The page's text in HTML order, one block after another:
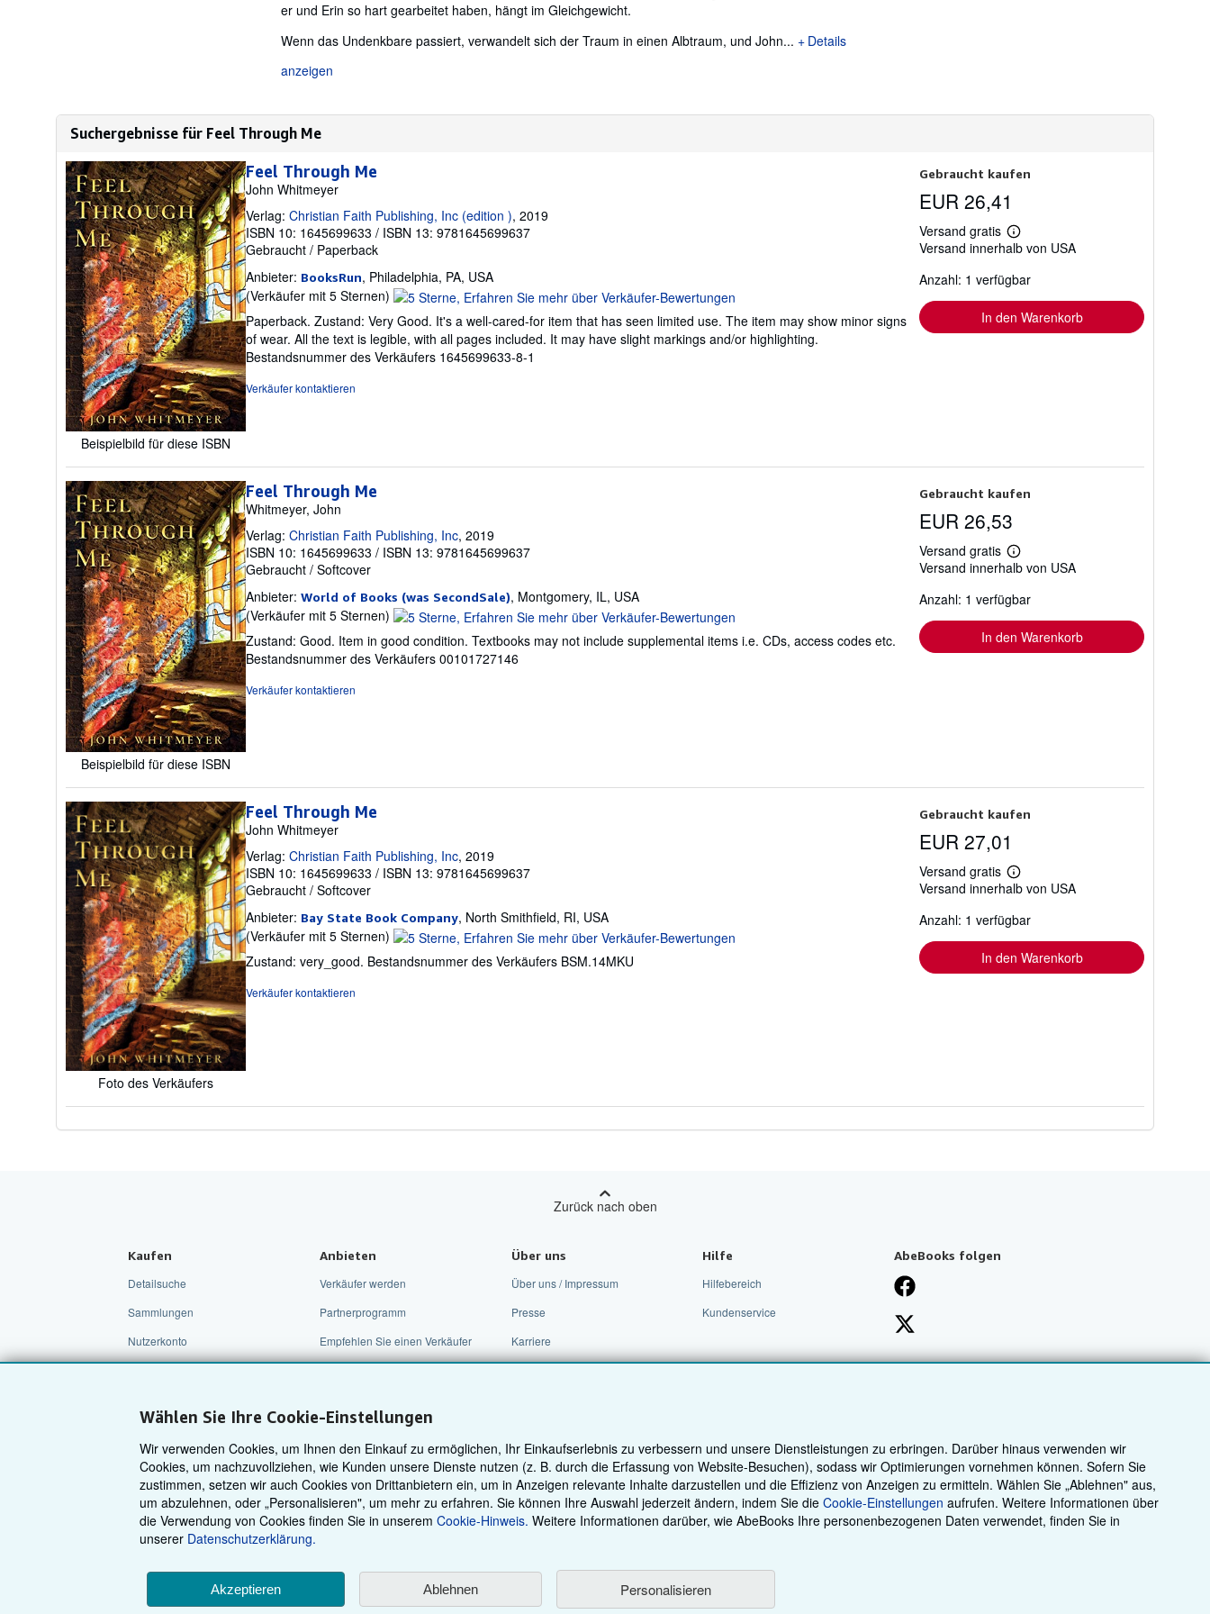
Wählen Sie Ihre Cookie-Einstellungen
Wir verwenden Cookies, um Ihnen den Einkauf zu ermöglichen, Ihr Einkaufserlebnis zu verbessern und unsere Dienstleistungen zu erbringen. Darüber hinaus verwenden wir
Cookies, um nachzuvollziehen, wie Kunden unsere Dienste nutzen (z. B. durch die Erfassung von Website-Besuchen), sodass wir Optimierungen vornehmen können. Sofern Sie
zustimmen, setzen wir auch Cookies von Drittanbietern ein, um in Anzeigen relevante Inhalte darzustellen und die Effizienz von Anzeigen zu ermitteln. Wählen Sie „Ablehnen" aus,
um abzulehnen, oder „Personalisieren", um mehr zu erfahren. Sie können Ihre Auswahl jederzeit ändern, indem Sie dieCookie-Einstellungen aufrufen. Weitere Informationen über
die Verwendung von Cookies finden Sie in unserem Cookie-Hinweis. Weitere Informationen darüber, wie AbeBooks Ihre personenbezogenen Daten verwendet, finden Sie in
unserer Datenschutzerklärung.
Akzeptieren Ablehnen Personalisieren
er und Erin so hart gearbeitet haben, hängt im Gleichgewicht.
Wenn das Undenkbare passiert, verwandelt sich der Traum in einen Albtraum, und John...
Details
anzeigen
Suchergebnisse für Feel Through Me
Beispielbild für diese ISBN
Feel Through Me
John Whitmeyer
Verlag: Christian Faith Publishing, Inc (edition ), 2019
ISBN 10: 1645699633 / ISBN 13: 9781645699637
Gebraucht / Paperback
Anbieter: BooksRun, Philadelphia, PA, USA
(Verkäufer mit 5 Sternen) Verkäuferbewertung
5
von
5
Sternen
Paperback. Zustand: Very Good. It's a well-cared-for item that has seen limited use. The item may show minor signs
of wear. All the text is legible, with all pages included. It may have slight markings and/or highlighting.
Bestandsnummer des Verkäufers 1645699633-8-1
Verkäufer kontaktieren
Gebraucht kaufen
EUR 26,41
Versand gratis
Weitere
Informationen
Versandkosten
Versand innerhalb von USA
Anzahl: 1 verfügbar
In den Warenkorb
Beispielbild für diese ISBN
Feel Through Me
Whitmeyer, John
Verlag: Christian Faith Publishing, Inc, 2019
ISBN 10: 1645699633 / ISBN 13: 9781645699637
Gebraucht / Softcover
Anbieter: World of Books (was SecondSale), Montgomery, IL, USA
(Verkäufer mit 5 Sternen) Verkäuferbewertung
von
5
Zustand: Good. Item in good condition. Textbooks may not include supplemental items i.e. CDs, access codes etc.
Bestandsnummer des Verkäufers 00101727146
Verkäufer kontaktieren
Gebraucht kaufen
EUR 26,53
Versand gratis
Weitere
Informationen
Versandkosten
Versand innerhalb von USA
Anzahl: 1 verfügbar
In den Warenkorb
Foto des Verkäufers
Feel Through Me
John Whitmeyer
Verlag: Christian Faith Publishing, Inc, 2019
ISBN 10: 1645699633 / ISBN 13: 9781645699637
Gebraucht / Softcover
Anbieter: Bay State Book Company, North Smithfield, RI, USA
(Verkäufer mit 5 Sternen) Verkäuferbewertung
von
Zustand: very_good. Bestandsnummer des Verkäufers BSM.14MKU
Verkäufer kontaktieren
Gebraucht kaufen
EUR 27,01
Versand gratis
Weitere
Informationen
Versandkosten
Versand innerhalb von USA
Anzahl: 1 verfügbar
In den Warenkorb
Zurück nach oben
Kaufen
Detailsuche
Sammlungen
Nutzerkonto
Anbieten
Verkäufer werden
Partnerprogramm
Empfehlen Sie einen Verkäufer
Über uns
Über uns / Impressum
Presse
Karriere
Barrierefreiheit
Hilfe
Hilfebereich
Kundenservice
AbeBooks folgen